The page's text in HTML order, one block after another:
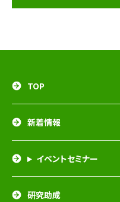
TOP
新着情報
イベントセミナー
研究助成